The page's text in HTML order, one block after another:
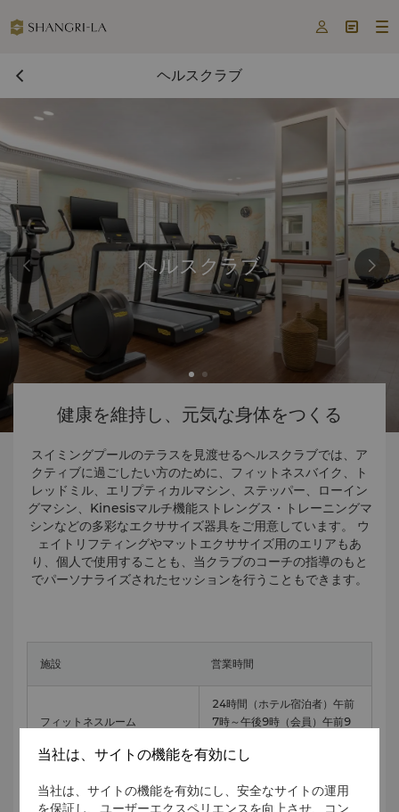
  
ヘルスクラブ
ヘルスクラブ
健康を維持し、元気な身体をつくる
スイミングプールのテラスを見渡せるヘルスクラブでは、ア
クティブに過ごしたい方のために、フィットネスバイク、ト
レッドミル、エリプティカルマシン、ステッパー、ローイン
グマシン、Kinesisマルチ機能ストレングス・トレーニングマ
シンなどの多彩なエクササイズ器具をご用意しています。 ウ
ェイトリフティングやマットエクササイズ用のエリアもあ
り、個人で使用することも、当クラブのコーチの指導のもと
でパーソナライズされたセッションを行うこともできます。
施設 営業時間
フィットネスルーム
24時間（ホテル宿泊者） 午前
7時～午後9時（会員） 午前9
プール
泊者および会員）
午前9時～
当社は、サイトの機能を有効にし
当社は、サイトの機能を有効にし、安全なサイトの運用
を保証し、ユーザーエクスペリエンスを向上させ、コン